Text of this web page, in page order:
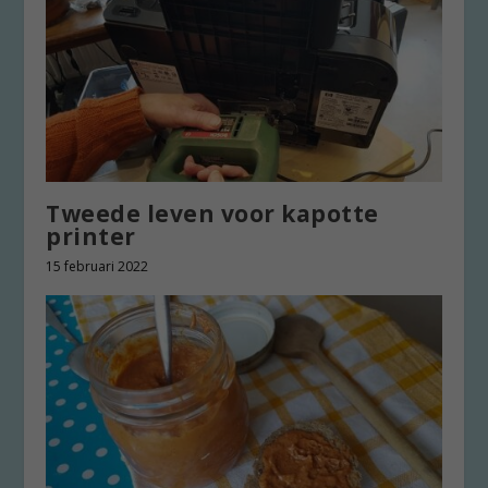
Tweede leven voor kapotte
printer
15 februari 2022